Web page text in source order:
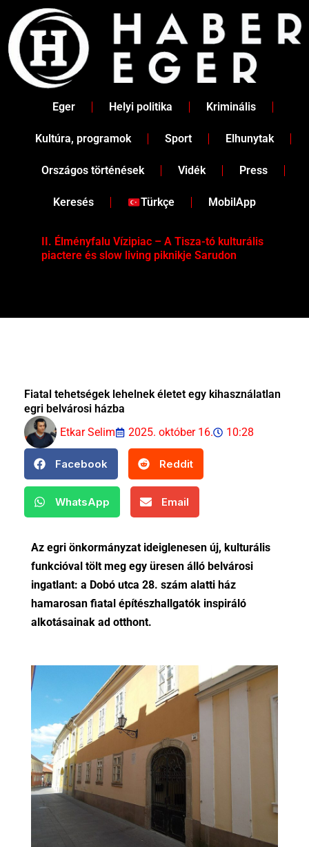
content
Eger Helyi politika Kriminális
Kultúra, programok Sport Elhunytak
Országos történések Vidék Press
Keresés Türkçe MobilApp
II. Élményfalu Vízipiac – A Tisza-tó kulturális
piactere és slow living piknikje Sarudon
Fiatal tehetségek lehelnek életet egy kihasználatlan
egri belvárosi házba
Etkar Selim
2025. október 16. 10:28
Facebook Reddit
WhatsApp Email
Az egri önkormányzat ideiglenesen új, kulturális
funkcióval tölt meg egy üresen álló belvárosi
ingatlant: a Dobó utca 28. szám alatti ház
hamarosan fiatal építészhallgatók inspiráló
alkotásainak ad otthont.